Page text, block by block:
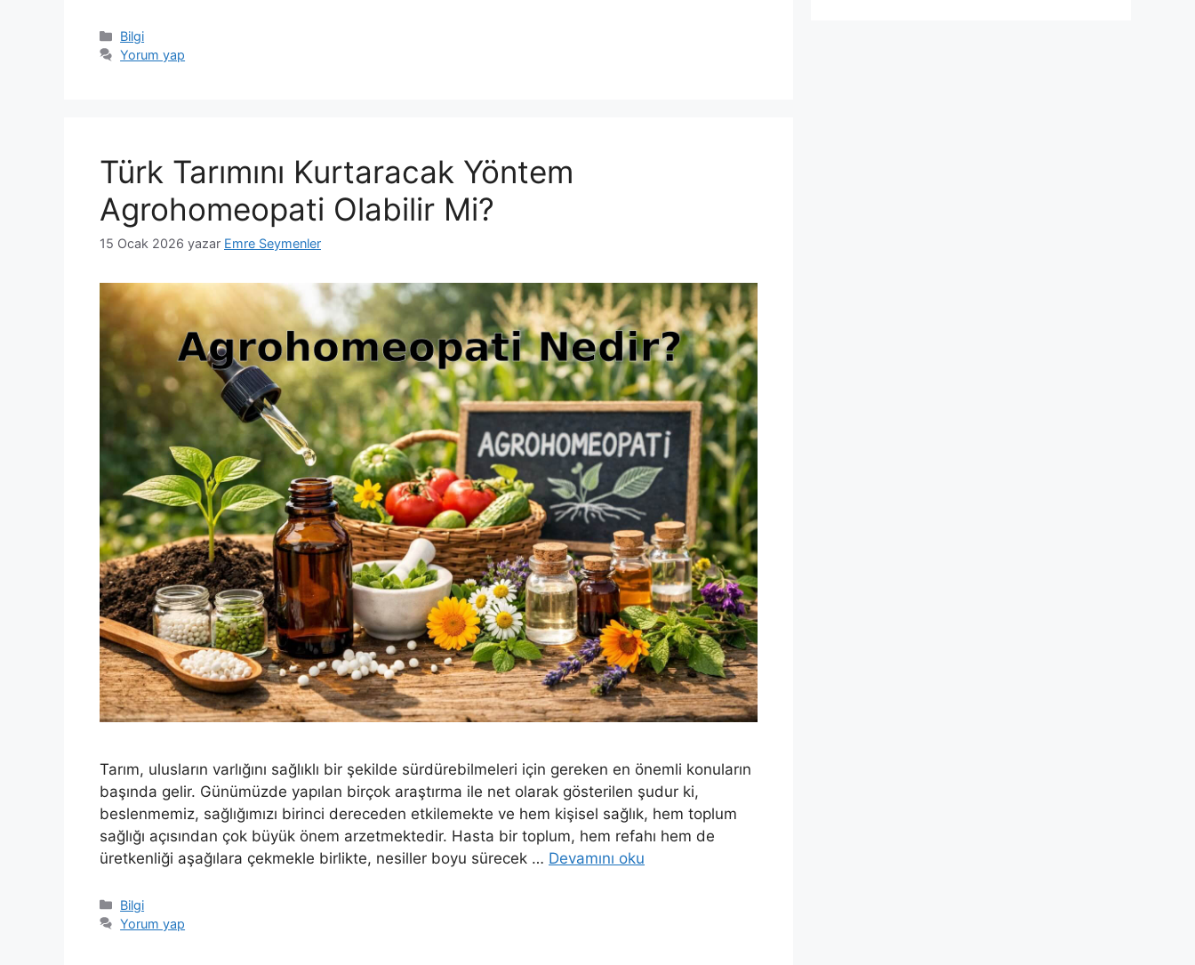
Kategoriler
Bilgi
Yorum yap
Türk Tarımını Kurtaracak Yöntem
Agrohomeopati Olabilir Mi?
15 Ocak 2026 yazar Emre Seymenler
Tarım, ulusların varlığını sağlıklı bir şekilde sürdürebilmeleri için gereken en önemli konuların
başında gelir. Günümüzde yapılan birçok araştırma ile net olarak gösterilen şudur ki,
beslenmemiz, sağlığımızı birinci dereceden etkilemekte ve hem kişisel sağlık, hem toplum
sağlığı açısından çok büyük önem arzetmektedir. Hasta bir toplum, hem refahı hem de
üretkenliği aşağılara çekmekle birlikte, nesiller boyu sürecek … Devamını oku
Kategoriler
Bilgi
Yorum yap